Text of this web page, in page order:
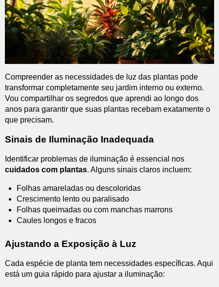
Compreender as necessidades de luz das plantas pode
transformar completamente seu jardim interno ou externo.
Vou compartilhar os segredos que aprendi ao longo dos
anos para garantir que suas plantas recebam exatamente o
que precisam.
Sinais de Iluminação Inadequada
Identificar problemas de iluminação é essencial nos
cuidados com plantas. Alguns sinais claros incluem:
Folhas amareladas ou descoloridas
Crescimento lento ou paralisado
Folhas queimadas ou com manchas marrons
Caules longos e fracos
Ajustando a Exposição à Luz
Cada espécie de planta tem necessidades específicas. Aqui
está um guia rápido para ajustar a iluminação: